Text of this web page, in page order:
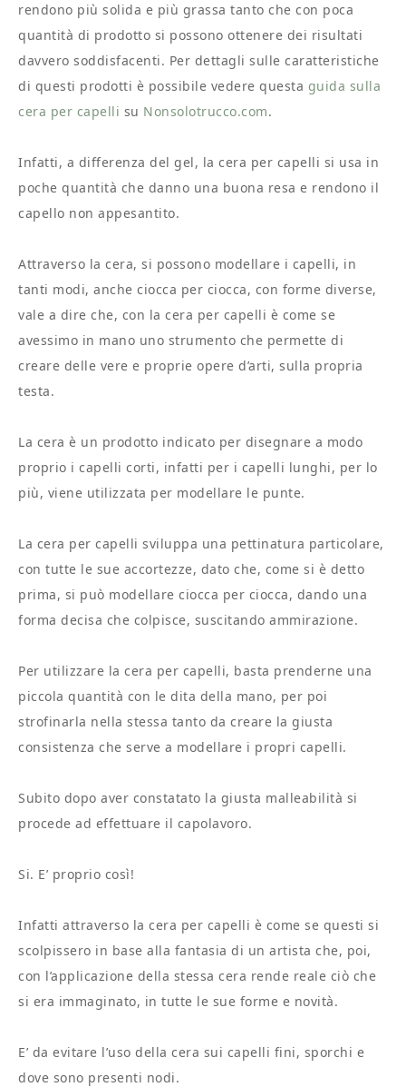
rendono più solida e più grassa tanto che con poca
quantità di prodotto si possono ottenere dei risultati
davvero soddisfacenti. Per dettagli sulle caratteristiche
di questi prodotti è possibile vedere questa guida sulla
cera per capelli su Nonsolotrucco.com.
Infatti, a differenza del gel, la cera per capelli si usa in
poche quantità che danno una buona resa e rendono il
capello non appesantito.
Attraverso la cera, si possono modellare i capelli, in
tanti modi, anche ciocca per ciocca, con forme diverse,
vale a dire che, con la cera per capelli è come se
avessimo in mano uno strumento che permette di
creare delle vere e proprie opere d’arti, sulla propria
testa.
La cera è un prodotto indicato per disegnare a modo
proprio i capelli corti, infatti per i capelli lunghi, per lo
più, viene utilizzata per modellare le punte.
La cera per capelli sviluppa una pettinatura particolare,
con tutte le sue accortezze, dato che, come si è detto
prima, si può modellare ciocca per ciocca, dando una
forma decisa che colpisce, suscitando ammirazione.
Per utilizzare la cera per capelli, basta prenderne una
piccola quantità con le dita della mano, per poi
strofinarla nella stessa tanto da creare la giusta
consistenza che serve a modellare i propri capelli.
Subito dopo aver constatato la giusta malleabilità si
procede ad effettuare il capolavoro.
Si. E’ proprio così!
Infatti attraverso la cera per capelli è come se questi si
scolpissero in base alla fantasia di un artista che, poi,
con l’applicazione della stessa cera rende reale ciò che
si era immaginato, in tutte le sue forme e novità.
E’ da evitare l’uso della cera sui capelli fini, sporchi e
dove sono presenti nodi.